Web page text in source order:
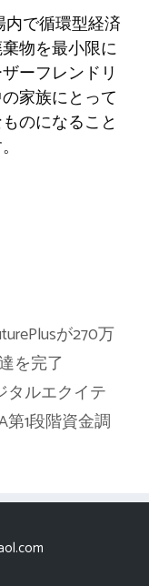
内で循環型経済
物を最小限に
ーフレンドリ
家族にとって
のになること
が270万
を完了
タルエクイテ
1段階資金調